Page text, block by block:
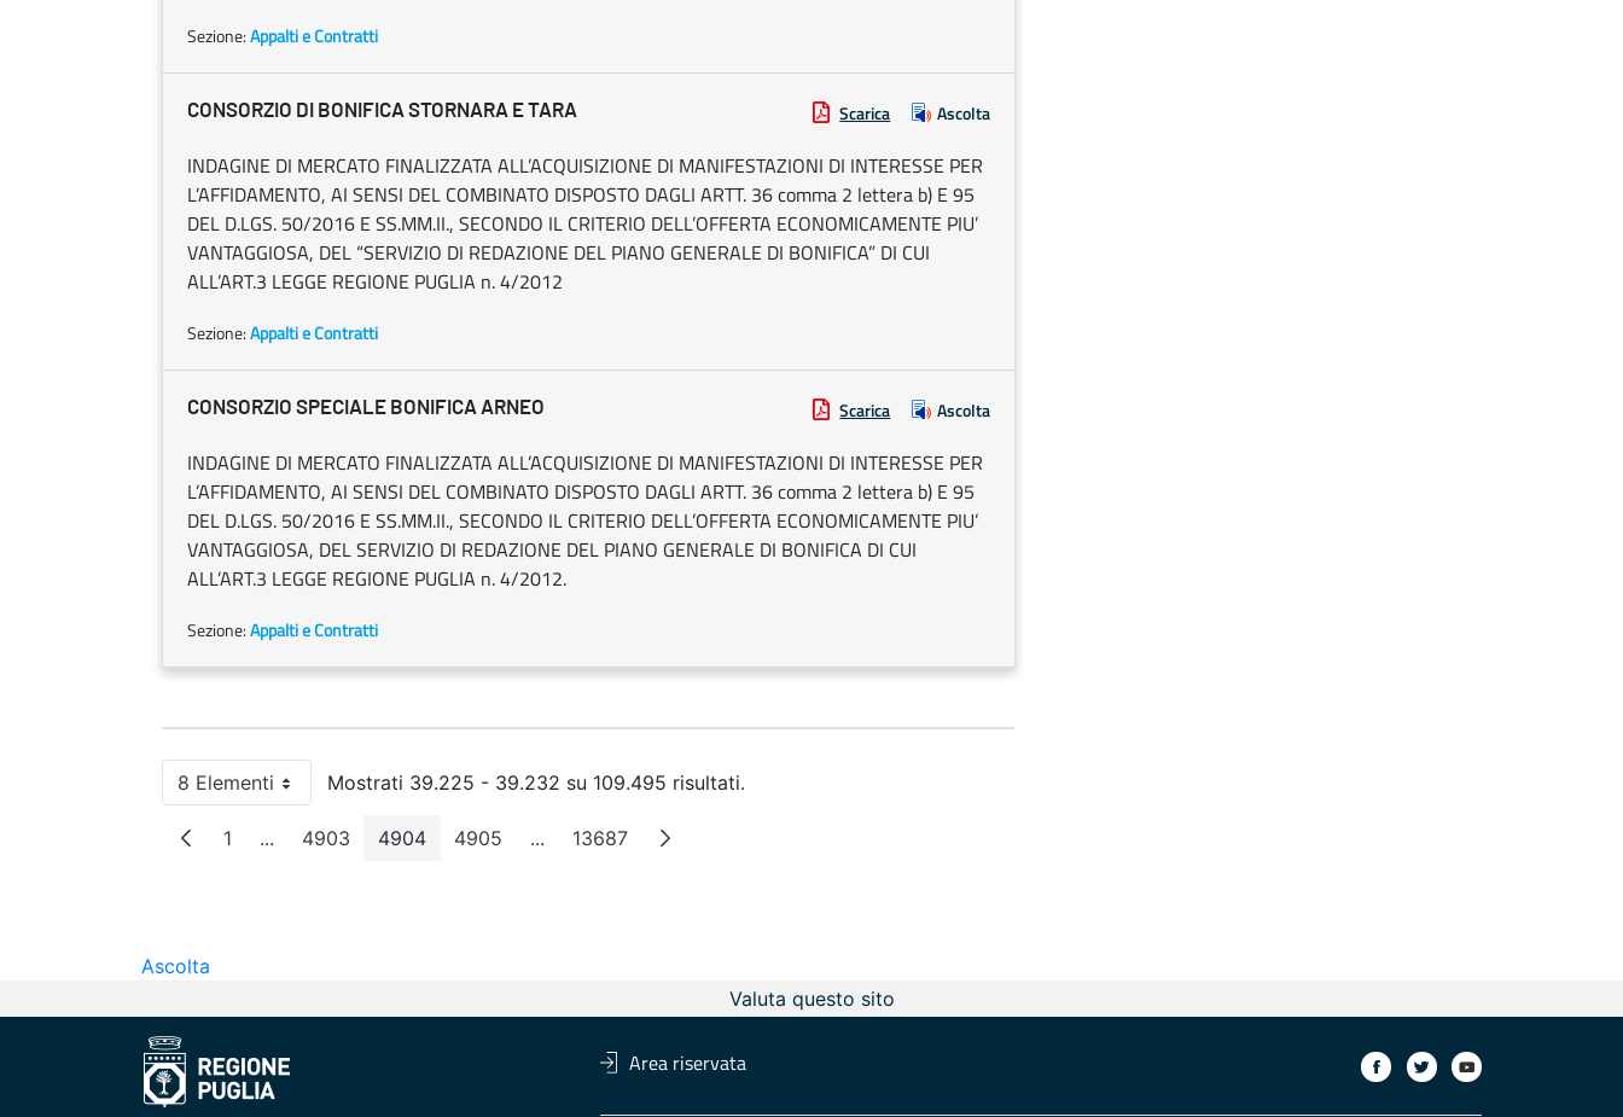
Sezione:Appalti e Contratti
CONSORZIO DI BONIFICA STORNARA E TARA Scarica Ascolta
INDAGINE DI MERCATO FINALIZZATA ALL’ACQUISIZIONE DI MANIFESTAZIONI DI INTERESSE PER
L’AFFIDAMENTO, AI SENSI DEL COMBINATO DISPOSTO DAGLI ARTT. 36 comma 2 lettera b) E 95
DEL D.LGS. 50/2016 E SS.MM.II., SECONDO IL CRITERIO DELL’OFFERTA ECONOMICAMENTE PIU’
VANTAGGIOSA, DEL “SERVIZIO DI REDAZIONE DEL PIANO GENERALE DI BONIFICA” DI CUI
ALL’ART.3 LEGGE REGIONE PUGLIA n. 4/2012
Sezione:Appalti e Contratti
CONSORZIO SPECIALE BONIFICA ARNEO Scarica Ascolta
INDAGINE DI MERCATO FINALIZZATA ALL’ACQUISIZIONE DI MANIFESTAZIONI DI INTERESSE PER
L’AFFIDAMENTO, AI SENSI DEL COMBINATO DISPOSTO DAGLI ARTT. 36 comma 2 lettera b) E 95
DEL D.LGS. 50/2016 E SS.MM.II., SECONDO IL CRITERIO DELL’OFFERTA ECONOMICAMENTE PIU’
VANTAGGIOSA, DEL SERVIZIO DI REDAZIONE DEL PIANO GENERALE DI BONIFICA DI CUI
ALL’ART.3 LEGGE REGIONE PUGLIA n. 4/2012.
Sezione:Appalti e Contratti
8 ElementiPer paginaMostrati 39.225 - 39.232 su 109.495 risultati.
Pagina
1 ...Pagine intermedie
Pagina
4903 Pagina
4904 Pagina
4905 ...Pagine intermedie
Pagina
13687
Ascolta
Valuta questo sito
Area riservata